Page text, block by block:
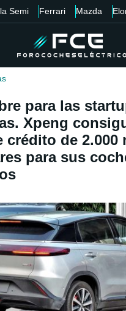
Semi Ferrari Mazda
para las
Xpeng
crédito de 2.000
para sus